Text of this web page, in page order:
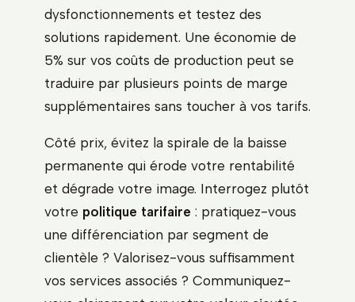
dysfonctionnements et testez des
solutions rapidement. Une économie de
5% sur vos coûts de production peut se
traduire par plusieurs points de marge
supplémentaires sans toucher à vos tarifs.
Côté prix, évitez la spirale de la baisse
permanente qui érode votre rentabilité
et dégrade votre image. Interrogez plutôt
votre politique tarifaire : pratiquez-vous
une différenciation par segment de
clientèle ? Valorisez-vous suffisamment
vos services associés ? Communiquez-